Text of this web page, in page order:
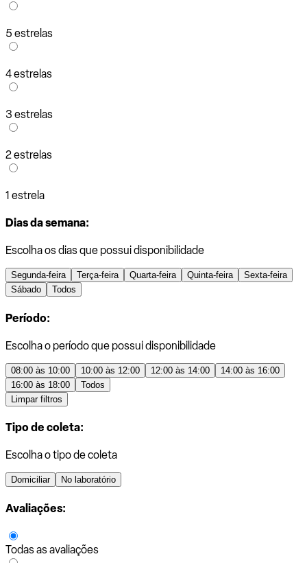
5 estrelas
4 estrelas
3 estrelas
2 estrelas
1 estrela
Dias da semana:
Escolha os dias que possui disponibilidade
Segunda-feira Terça-feira Quarta-feira Quinta-feira
Sexta-feira
Sábado
Todos
Período:
Escolha o período que possui disponibilidade
08:00 às 10:00 10:00 às 12:00 12:00 às 14:00
14:00 às 16:00
16:00 às 18:00
Todos
Limpar filtros
Tipo de coleta:
Escolha o tipo de coleta
Domiciliar No laboratório
Avaliações:
Todas as avaliações